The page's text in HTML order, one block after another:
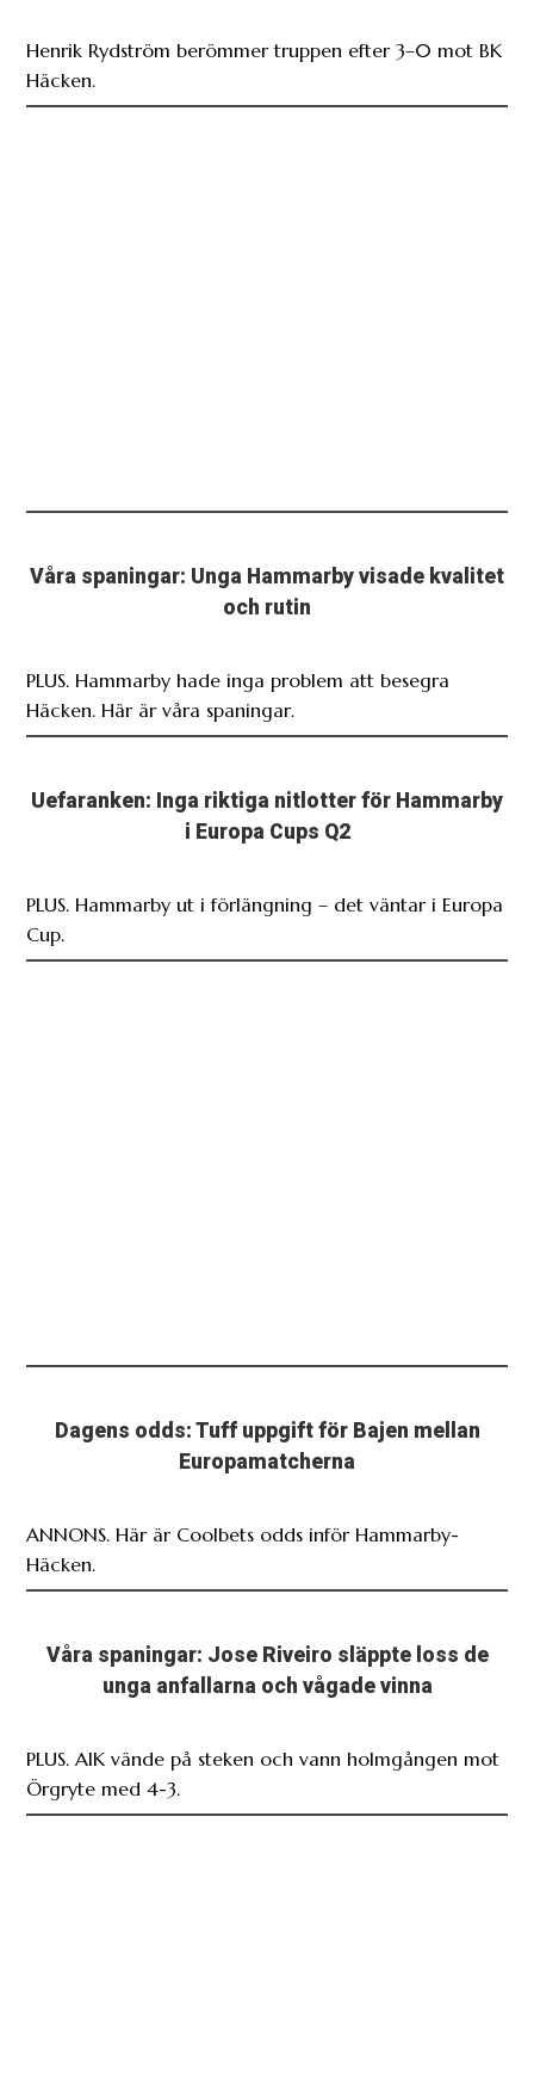
Henrik Rydström berömmer truppen efter 3–0 mot BK
Häcken.
Våra spaningar: Unga Hammarby visade kvalitet
och rutin
PLUS. Hammarby hade inga problem att besegra
Häcken. Här är våra spaningar.
Uefaranken: Inga riktiga nitlotter för Hammarby
i Europa Cups Q2
PLUS. Hammarby ut i förlängning – det väntar i Europa
Cup.
Dagens odds: Tuff uppgift för Bajen mellan
Europamatcherna
ANNONS. Här är Coolbets odds inför Hammarby-
Häcken.
Våra spaningar: Jose Riveiro släppte loss de
unga anfallarna och vågade vinna
PLUS. AIK vände på steken och vann holmgången mot
Örgryte med 4-3.